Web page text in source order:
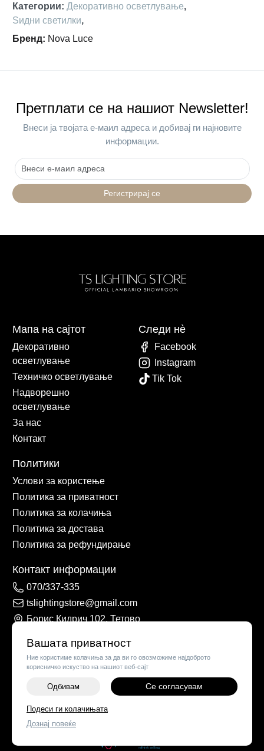
Вашата приватност
Ние користиме колачиња за да ви го овозможиме најдоброто
корисничко искуство на нашиот веб-сајт
Одбивам Се согласувам
Подеси ги колачињата
Дознај повеќе
Категории: Декоративно осветлување,
Ѕидни светилки,
Бренд: Nova Luce
+
Претплати се на нашиот Newsletter!
Внеси ја твојата е-маил адреса и добивај ги најновите
информации.
Регистрирај се
Мапа на сајтот
Декоративно
осветлување
Техничко осветлување
Надворешно
осветлување
За нас
Контакт
Политики
Услови за користење
Политика за приватност
Политика за колачиња
Политика за достава
Политика за рефундирање
Контакт информации
070/337-335
tslightingstore@gmail.com
Борис Кидрич 102, Тетово
Следи нè
Facebook
Instagram
Tik Tok
©2026
Поставки за колачиња